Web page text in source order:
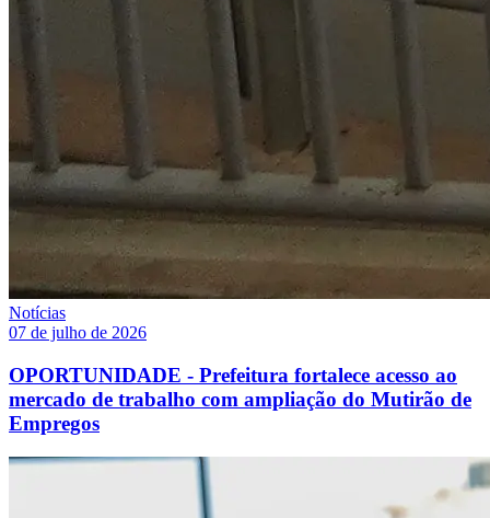
Notícias
07 de julho de 2026
OPORTUNIDADE - Prefeitura fortalece acesso ao
mercado de trabalho com ampliação do Mutirão de
Empregos